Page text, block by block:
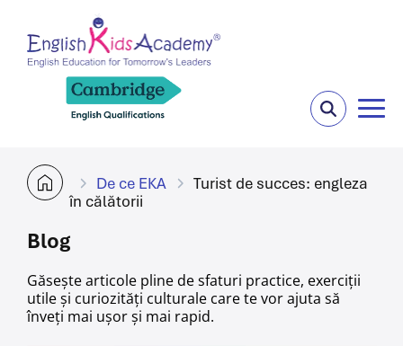
De ce EKA
Turist de succes: engleza
în călătorii
Blog
Găsește articole pline de sfaturi practice, exerciții
utile și curiozități culturale care te vor ajuta să
înveți mai ușor și mai rapid.